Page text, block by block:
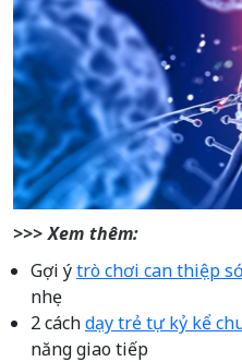
>>> Xem thêm:
Gợi ýtrò chơi can thiệp
nhẹ
2 cáchdạy trẻ tự kỷ kể
năng giao tiếp